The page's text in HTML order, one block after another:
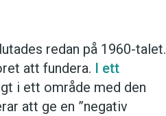
redan på 1960-talet.
att fundera. I ett
i ett område med den
att ge en ”negativ